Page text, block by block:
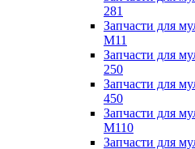
281
Запчасти для
M11
Запчасти для
250
Запчасти для
450
Запчасти для
M110
Запчасти для